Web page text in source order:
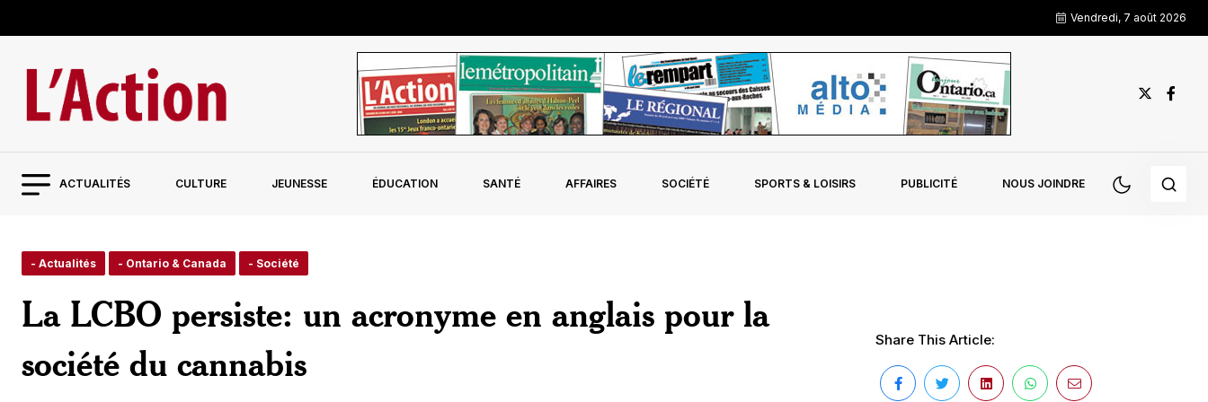
Vendredi, 7 août 2026
ACTUALITÉS CULTURE JEUNESSE ÉDUCATION SANTÉ AFFAIRES SOCIÉTÉ SPORTS & LOISIRS PUBLICITÉ NOUS JOINDRE
- Actualités - Ontario & Canada - Société
La LCBO persiste: un acronyme en anglais pour la
société du cannabis
Share This Article: